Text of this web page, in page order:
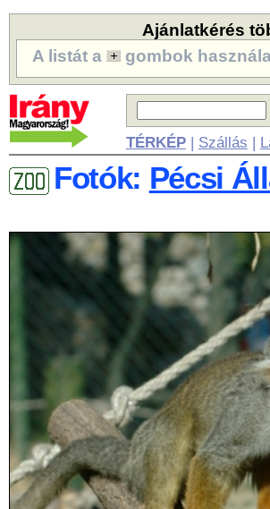
Ajánlatkérés
A listát a
gombok
TÉRKÉP| Szállás |
Fotók: Pécsi